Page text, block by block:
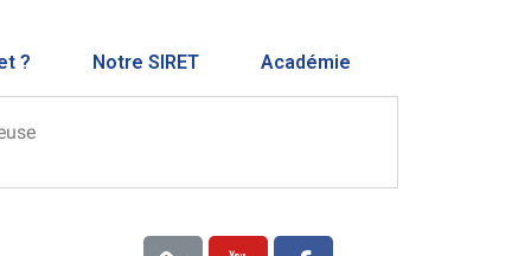
? Notre SIRET Académie